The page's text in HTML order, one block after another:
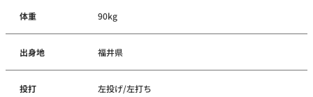
体重 90kg
出身地 福井県
投打 左投げ/左打ち